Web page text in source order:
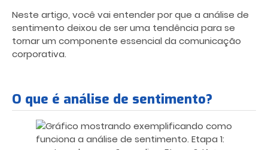
Neste artigo, você vai entender por que a análise de
sentimento deixou de ser uma tendência para se
tornar um componente essencial da comunicação
corporativa.
O que é análise de sentimento?